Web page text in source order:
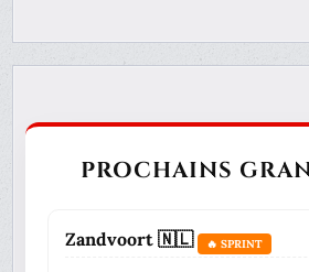
PROCHAINS
Zandvoort 🇳🇱 🔥 SPRINT